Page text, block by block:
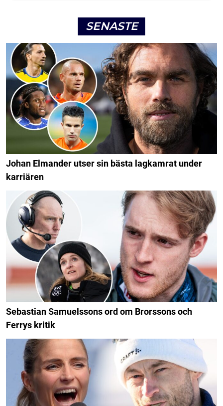
SENASTE
Johan Elmander utser sin bästa lagkamrat under
karriären
Sebastian Samuelssons ord om Brorssons och
Ferrys kritik